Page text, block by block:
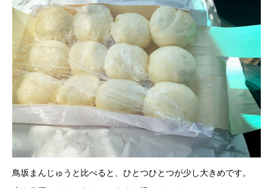
鳥坂まんじゅうと比べると、ひとつひとつが少し大きめです。